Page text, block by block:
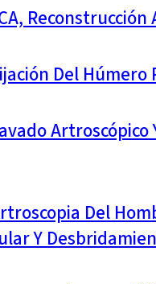
Del
Del
Y